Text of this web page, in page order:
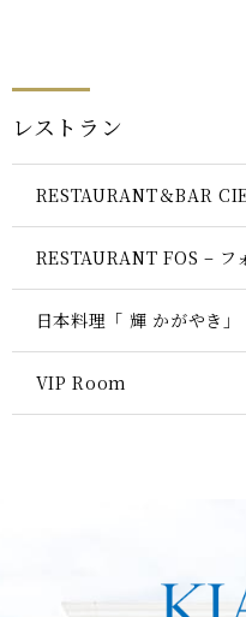
レストラン
RESTAURANT＆BAR
RESTAURANT FOS – フ
日本料理「 輝 かがやき」
VIP Room